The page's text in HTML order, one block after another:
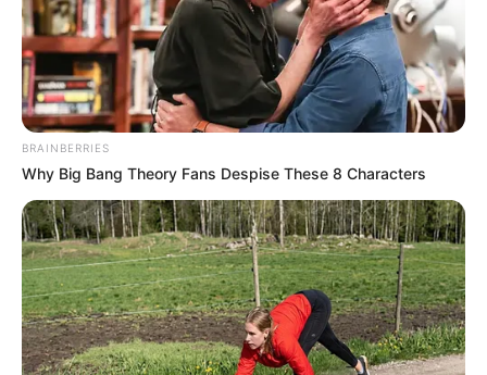
BRAINBERRIES
Why Big Bang Theory Fans Despise These 8 Characters